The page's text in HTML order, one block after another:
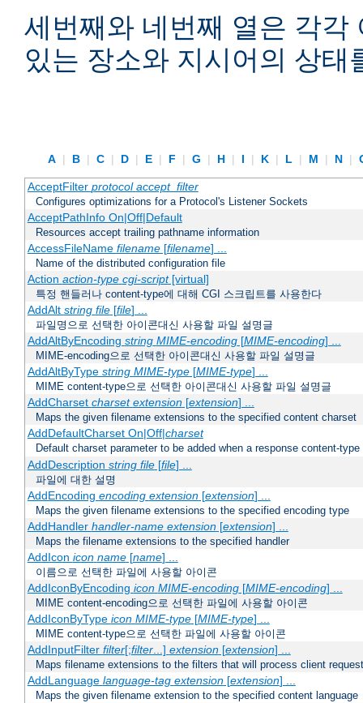
세번째와 네번째 열은 각각
있는 장소와 지시어의 상태
A | B | C | D | E | F | G | H | I | K | L | M | N |
AcceptFilter protocol accept_filter
Configures optimizations for a Protocol's Listener Sockets
AcceptPathInfo On|Off|Default
Resources accept trailing pathname information
AccessFileName filename[filename] ...
Name of the distributed configuration file
Action action-type cgi-script[virtual]
특정 핸들러나 content-type에 대해 CGI 스크립트를 사용한다
AddAlt string file[file] ...
파일명으로 선택한 아이콘대신 사용할 파일 설명글
AddAltByEncoding string MIME-encoding[MIME-encoding] ...
MIME-encoding으로 선택한 아이콘대신 사용할 파일 설명글
AddAltByType string MIME-type[MIME-type] ...
MIME content-type으로 선택한 아이콘대신 사용할 파일 설명글
AddCharset charset extension[extension] ...
Maps the given filename extensions to the specified content charset
AddDefaultCharset On|Off|charset
Default charset parameter to be added when a response content-
AddDescription string file[file] ...
파일에 대한 설명
AddEncoding encoding extension[extension] ...
Maps the given filename extensions to the specified encoding type
AddHandler handler-name extension[extension] ...
Maps the filename extensions to the specified handler
AddIcon icon name[name] ...
이름으로 선택한 파일에 사용할 아이콘
AddIconByEncoding icon MIME-encoding[MIME-encoding] ...
MIME content-encoding으로 선택한 파일에 사용할 아이콘
AddIconByType icon MIME-type[MIME-type] ...
MIME content-type으로 선택한 파일에 사용할 아이콘
AddInputFilter filter[;filter...] extension[extension] ...
Maps filename extensions to the filters that will process client
AddLanguage language-tag extension[extension] ...
Maps the given filename extension to the specified content language